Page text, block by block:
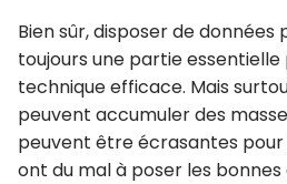
Bien sûr, disposer de
toujours une partie essentielle
technique efficace. Mais
peuvent accumuler des
peuvent être écrasantes
ont du mal à poser les bonnes